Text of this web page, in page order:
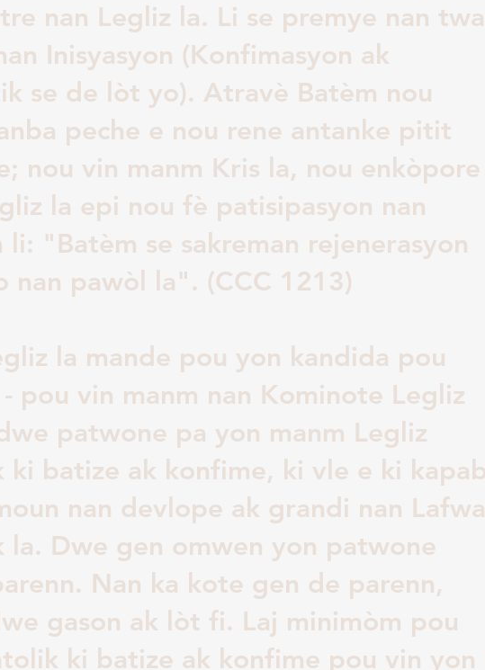
nan Legliz la. Li se premye nan twa
Inisyasyon (Konfimasyon ak
se de lòt yo). Atravè Batèm nou
peche e nou rene antanke pitit
nou vin manm Kris la, nou enkòpore
la epi nou fè patisipasyon nan
li: "Batèm se sakreman rejenerasyon
nan pawòl la". (CCC 1213)
la mande pou yon kandida pou
pou vin manm nan Kominote Legliz
patwone pa yon manm Legliz
ki batize ak konfime, ki vle e ki
nan devlope ak grandi nan Lafwa
la. Dwe gen omwen yon patwone
Nan ka kote gen de parenn,
gason ak lòt fi. Laj minimòm pou
ki batize ak konfime pou vin yon